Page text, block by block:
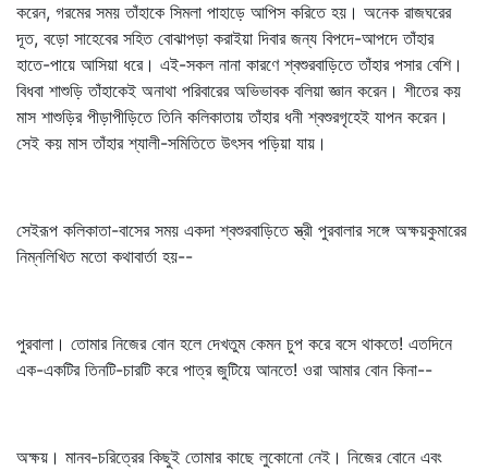
করেন, গরমের সময় তাঁহাকে সিমলা পাহাড়ে আপিস করিতে হয়। অনেক রাজঘরের
দূত, বড়ো সাহেবের সহিত বোঝাপড়া করাইয়া দিবার জন্য বিপদে-আপদে তাঁহার
হাতে-পায়ে আসিয়া ধরে। এই-সকল নানা কারণে শ্বশুরবাড়িতে তাঁহার পসার বেশি।
বিধবা শাশুড়ি তাঁহাকেই অনাথা পরিবারের অভিভাবক বলিয়া জ্ঞান করেন। শীতের কয়
মাস শাশুড়ির পীড়াপীড়িতে তিনি কলিকাতায় তাঁহার ধনী শ্বশুরগৃহেই যাপন করেন।
সেই কয় মাস তাঁহার শ্যালী-সমিতিতে উৎসব পড়িয়া যায়।
সেইরূপ কলিকাতা-বাসের সময় একদা শ্বশুরবাড়িতে স্ত্রী পুরবালার সঙ্গে অক্ষয়কুমারের
নিম্নলিখিত মতো কথাবার্তা হয়--
পুরবালা। তোমার নিজের বোন হলে দেখতুম কেমন চুপ করে বসে থাকতে! এতদিনে
এক-একটির তিনটি-চারটি করে পাত্র জুটিয়ে আনতে! ওরা আমার বোন কিনা--
অক্ষয়। মানব-চরিত্রের কিছুই তোমার কাছে লুকোনো নেই। নিজের বোনে এবং